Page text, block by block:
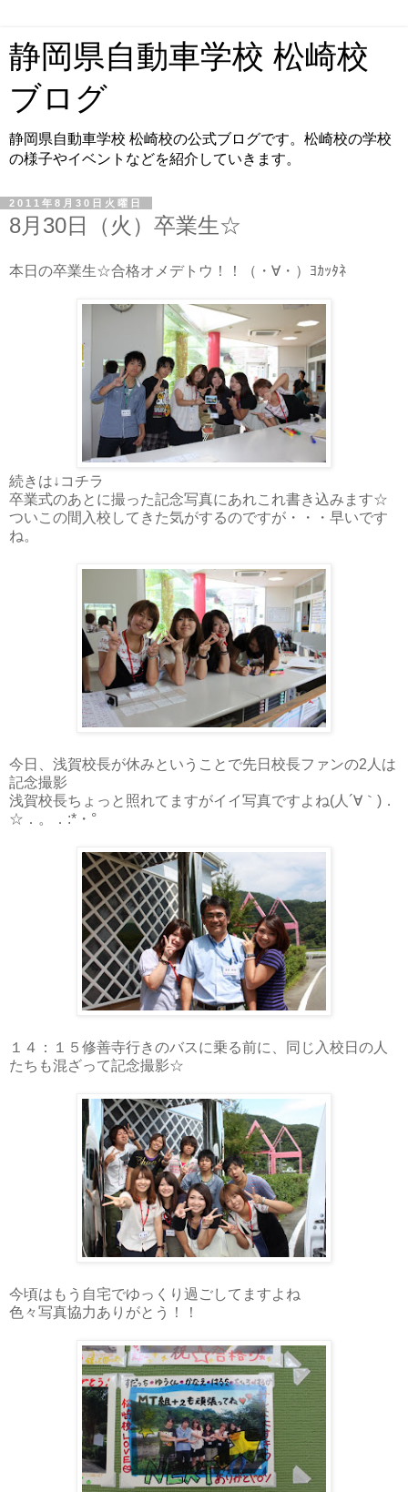
静岡県自動車学校 松崎校
ブログ
静岡県自動車学校 松崎校の公式ブログです。松崎校の学校
の様子やイベントなどを紹介していきます。
2011年8月30日火曜日
8月30日（火）卒業生☆
本日の卒業生☆合格オメデトウ！！（・∀・）ﾖｶｯﾀﾈ
続きは↓コチラ
卒業式のあとに撮った記念写真にあれこれ書き込みます☆
ついこの間入校してきた気がするのですが・・・早いです
ね。
今日、浅賀校長が休みということで先日校長ファンの2人は
記念撮影
浅賀校長ちょっと照れてますがイイ写真ですよね(人´∀｀)．
☆．。．:*・°
１４：１５修善寺行きのバスに乗る前に、同じ入校日の人
たちも混ざって記念撮影☆
今頃はもう自宅でゆっくり過ごしてますよね
色々写真協力ありがとう！！